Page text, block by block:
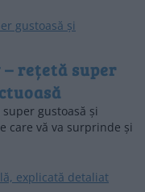
rețetă super
gustoasă și
care vă va surprinde și